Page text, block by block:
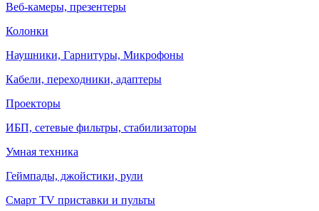
Веб-камеры, презентеры
Колонки
Наушники, Гарнитуры, Микрофоны
Кабели, переходники, адаптеры
Проекторы
ИБП, сетевые фильтры, стабилизаторы
Умная техника
Геймпады, джойстики, рули
Смарт TV приставки и пульты